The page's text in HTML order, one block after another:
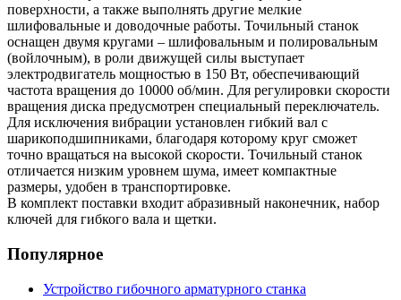
поверхности, а также выполнять другие мелкие
шлифовальные и доводочные работы. Точильный станок
оснащен двумя кругами – шлифовальным и полировальным
(войлочным), в роли движущей силы выступает
электродвигатель мощностью в 150 Вт, обеспечивающий
частота вращения до 10000 об/мин. Для регулировки скорости
вращения диска предусмотрен специальный переключатель.
Для исключения вибрации установлен гибкий вал с
шарикоподшипниками, благодаря которому круг сможет
точно вращаться на высокой скорости. Точильный станок
отличается низким уровнем шума, имеет компактные
размеры, удобен в транспортировке.
В комплект поставки входит абразивный наконечник, набор
ключей для гибкого вала и щетки.
Популярное
Устройство гибочного арматурного станка